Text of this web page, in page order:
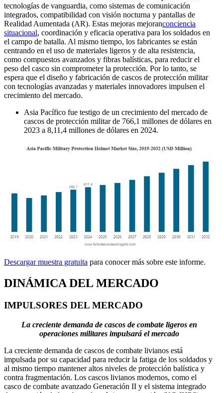
tecnologías de vanguardia, como sistemas de comunicación
integrados, compatibilidad con visión nocturna y pantallas de
Realidad Aumentada (AR). Estas mejoras mejoranconciencia
situacional, coordinación y eficacia operativa para los soldados en
el campo de batalla. Al mismo tiempo, los fabricantes se están
centrando en el uso de materiales ligeros y de alta resistencia,
como compuestos avanzados y fibras balísticas, para reducir el
peso del casco sin comprometer la protección. Por lo tanto, se
espera que el diseño y fabricación de cascos de protección militar
con tecnologías avanzadas y materiales innovadores impulsen el
crecimiento del mercado.
Asia Pacífico fue testigo de un crecimiento del mercado de
cascos de protección militar de 766,1 millones de dólares en
2023 a 8,11,4 millones de dólares en 2024.
Descargar muestra gratuita para conocer más sobre este informe.
DINÁMICA DEL MERCADO
IMPULSORES DEL MERCADO
La creciente demanda de cascos de combate ligeros en
operaciones militares impulsará el mercado
La creciente demanda de cascos de combate livianos está
impulsada por su capacidad para reducir la fatiga de los soldados y
al mismo tiempo mantener altos niveles de protección balística y
contra fragmentación. Los cascos livianos modernos, como el
casco de combate avanzado Generación II y el sistema integrado